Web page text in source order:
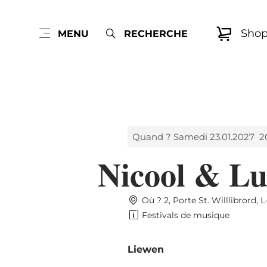
MENU RECHERCHE
Quand ? Samedi 23.01.2027
Nicool &
Où ? 2, Porte St. Willlibrord,
Festivals de musique
Liewen